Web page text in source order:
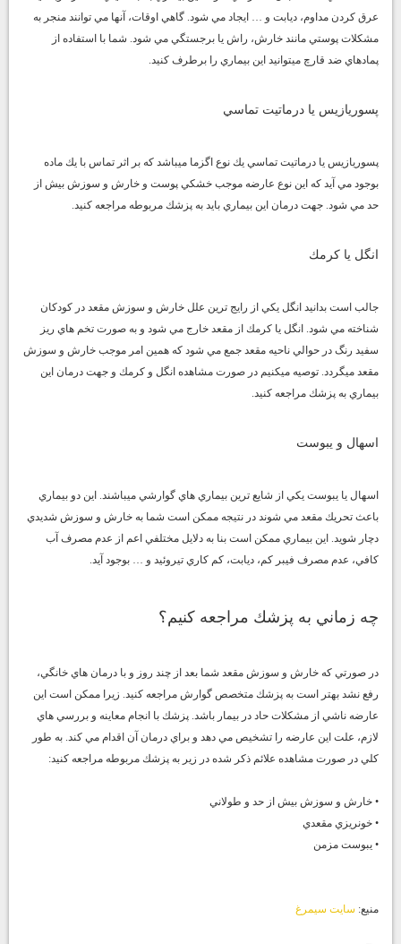
عرق كردن مداوم، ديابت و … ايجاد مي شود. گاهي اوقات، آنها مي توانند منجر به
مشكلات پوستي مانند خارش، راش يا برجستگي مي شود. شما با استفاده از
پمادهاي ضد قارچ ميتوانيد اين بيماري را برطرف كنيد.
پسوريازيس يا درماتيت تماسي
پسوريازيس يا درماتيت تماسي يك نوع اگزما ميباشد كه بر اثر تماس با يك ماده
بوجود مي آيد كه اين نوع عارضه موجب خشكي پوست و خارش و سوزش بيش از
حد مي شود. جهت درمان اين بيماري بايد به پزشك مربوطه مراجعه كنيد.
انگل يا كرمك
جالب است بدانيد انگل يكي از رايج ترين علل خارش و سوزش مقعد در كودكان
شناخته مي شود. انگل يا كرمك از مقعد خارج مي شود و به صورت تخم هاي ريز
سفيد رنگ در حوالي ناحيه مقعد جمع مي شود كه همين امر موجب خارش و سوزش
مقعد ميگردد. توصيه ميكنيم در صورت مشاهده انگل و كرمك و جهت درمان اين
بيماري به پزشك مراجعه كنيد.
اسهال و يبوست
اسهال يا يبوست يكي از شايع ترين بيماري هاي گوارشي ميباشند. اين دو بيماري
باعث تحريك مقعد مي شوند در نتيجه ممكن است شما به خارش و سوزش شديدي
دچار شويد. اين بيماري ممكن است بنا به دلايل مختلفي اعم از عدم مصرف آب
كافي، عدم مصرف فيبر كم، ديابت، كم كاري تيروئيد و … بوجود آيد.
چه زماني به پزشك مراجعه كنيم؟
در صورتي كه خارش و سوزش مقعد شما بعد از چند روز و با درمان هاي خانگي،
رفع نشد بهتر است به پزشك متخصص گوارش مراجعه كنيد. زيرا ممكن است اين
عارضه ناشي از مشكلات حاد در بيمار باشد. پزشك با انجام معاينه و بررسي هاي
لازم، علت اين عارضه را تشخيص مي دهد و براي درمان آن اقدام مي كند. به طور
كلي در صورت مشاهده علائم ذكر شده در زير به پزشك مربوطه مراجعه كنيد:
• خارش و سوزش بيش از حد و طولاني
• خونريزي مقعدي
• يبوست مزمن
منيع:سايت سيمرغ